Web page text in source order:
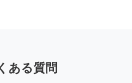
ある質問